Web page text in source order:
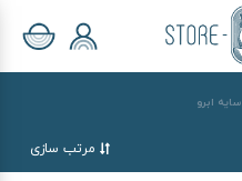
سایه ابرو
مرتب سازی